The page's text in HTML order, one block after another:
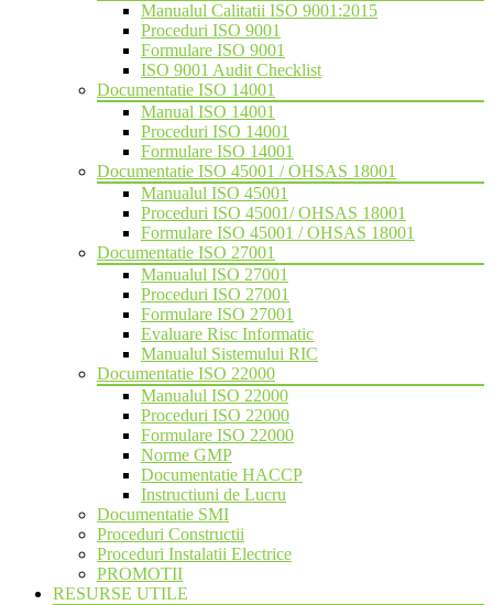
Manualul Calitatii ISO 9001:2015
Proceduri ISO 9001
Formulare ISO 9001
ISO 9001 Audit Checklist
Documentatie ISO 14001
Manual ISO 14001
Proceduri ISO 14001
Formulare ISO 14001
Documentatie ISO 45001 / OHSAS 18001
Manualul ISO 45001
Proceduri ISO 45001/ OHSAS 18001
Formulare ISO 45001 / OHSAS 18001
Documentatie ISO 27001
Manualul ISO 27001
Proceduri ISO 27001
Formulare ISO 27001
Evaluare Risc Informatic
Manualul Sistemului RIC
Documentatie ISO 22000
Manualul ISO 22000
Proceduri ISO 22000
Formulare ISO 22000
Norme GMP
Documentatie HACCP
Instructiuni de Lucru
Documentatie SMI
Proceduri Constructii
Proceduri Instalatii Electrice
PROMOTII
RESURSE UTILE